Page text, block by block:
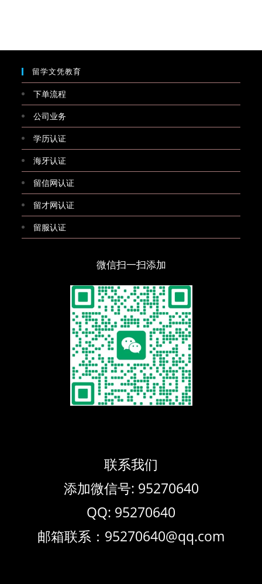
留学文凭教育
下单流程
公司业务
学历认证
海牙认证
留信网认证
留才网认证
留服认证
微信扫一扫添加
联系我们
添加微信号: 95270640
QQ: 95270640
邮箱联系：95270640@qq.com